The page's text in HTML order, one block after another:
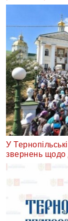
У
звернень щодо